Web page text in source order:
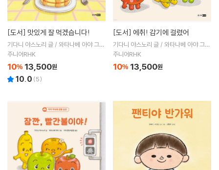
[도서] 맛있게 잘 먹겠습니다!
기다니 야스노리 글 / 와타나베 아야 그림
/ 키즈콘텐츠클럽 역
주니어RHK
10% 13,500원
10.0 (5)
[도서] 에취! 감기에 걸렸어
기다니 야스노리 글 / 와타나베 아야 그림
/ 키즈콘텐츠클럽 역
주니어RHK
10% 13,500원